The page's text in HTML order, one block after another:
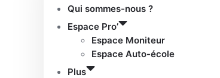
Qui sommes-nous ?
Espace Pro’
Espace Moniteur
Espace Auto-école
Plus